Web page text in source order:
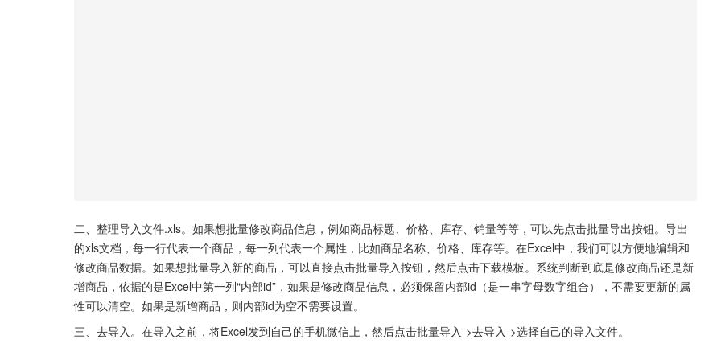
二、整理导入文件.xls。如果想批量修改商品信息，例如商品标题、价格、库存、销量等等，可以先点击批量导出按钮。导出
的xls文档，每一行代表一个商品，每一列代表一个属性，比如商品名称、价格、库存等。在Excel中，我们可以方便地编辑和
修改商品数据。如果想批量导入新的商品，可以直接点击批量导入按钮，然后点击下载模板。系统判断到底是修改商品还是新
增商品，依据的是Excel中第一列“内部id”，如果是修改商品信息，必须保留内部id（是一串字母数字组合），不需要更新的属
性可以清空。如果是新增商品，则内部id为空不需要设置。
三、去导入。在导入之前，将Excel发到自己的手机微信上，然后点击批量导入->去导入->选择自己的导入文件。